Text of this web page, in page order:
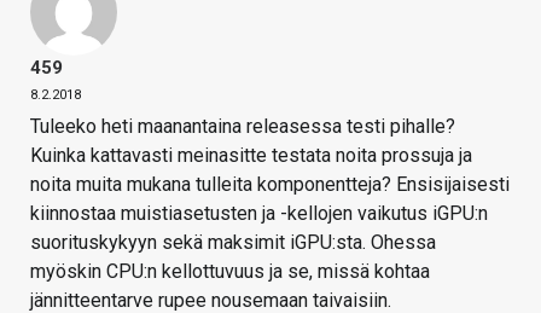
459
8.2.2018
Tuleeko heti maanantaina releasessa testi pihalle?
Kuinka kattavasti meinasitte testata noita prossuja ja
noita muita mukana tulleita komponentteja? Ensisijaisesti
kiinnostaa muistiasetusten ja -kellojen vaikutus iGPU:n
suorituskykyyn sekä maksimit iGPU:sta. Ohessa
myöskin CPU:n kellottuvuus ja se, missä kohtaa
jännitteentarve rupee nousemaan taivaisiin.